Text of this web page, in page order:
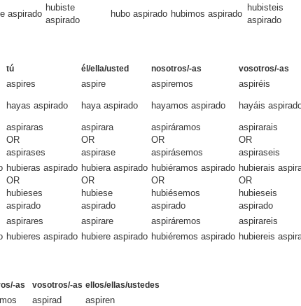
aspirado
hubiste
aspirado
hubo aspirado hubimos aspirado
hubisteis
aspirado
tú él/ella/usted nosotros/-as vosotros/-as
aspires aspire aspiremos aspiréis
hayas aspirado haya aspirado hayamos aspirado hayáis
aspiraras
OR
aspirases
aspirara
OR
aspirase
aspiráramos
OR
aspirásemos
aspirarais
OR
aspiraseis
hubieras aspirado
OR
hubieses
aspirado
hubiera aspirado
OR
hubiese
aspirado
hubiéramos aspirado
OR
hubiésemos
aspirado
hubierais
OR
hubieseis
aspirado
aspirares aspirare aspiráremos aspirareis
hubieres aspirado hubiere aspirado hubiéremos aspirado hubiereis
as vosotros/-as ellos/ellas/ustedes
aspirad
aspiren